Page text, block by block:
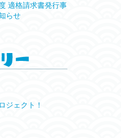
適格請求書発行事
らせ
ジェクト！